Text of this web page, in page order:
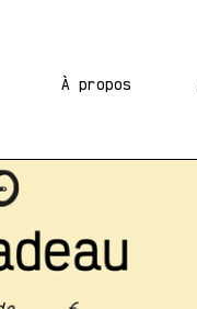
À propos